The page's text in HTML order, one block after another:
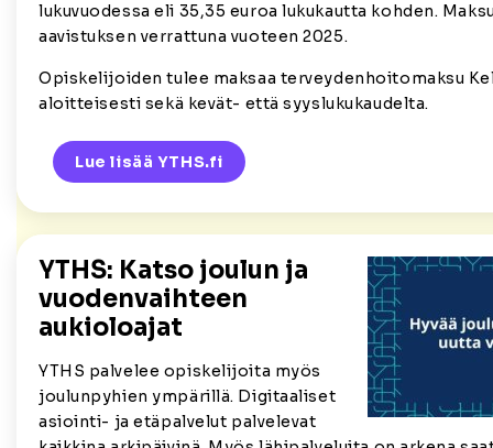
lukuvuodessa eli 35,35 euroa lukukautta kohden.
aavistuksen verrattuna vuoteen 2025.
Opiskelijoiden tulee maksaa terveydenhoitomaksu
aloitteisesti sekä kevät- että syyslukukaudelta.
Lue lisää YTHS.fi
YTHS: Katso joulun ja
vuodenvaihteen
aukioloajat
YTHS palvelee opiskelijoita myös
joulunpyhien ympärillä. Digitaaliset
asiointi- ja etäpalvelut palvelevat